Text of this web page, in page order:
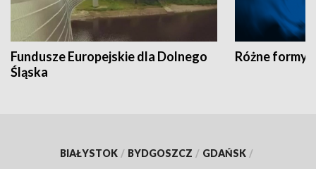
Fundusze Europejskie dla Dolnego
Śląska
Różne formy
BIAŁYSTOK / BYDGOSZCZ / GDAŃSK /